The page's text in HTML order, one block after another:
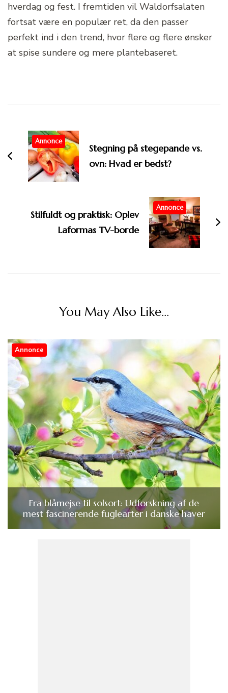
hverdag og fest. I fremtiden vil Waldorfsalaten
fortsat være en populær ret, da den passer
perfekt ind i den trend, hvor flere og flere ønsker
at spise sundere og mere plantebaseret.
Navigation
Annonce
Stegning på stegepande vs.
ovn: Hvad er bedst?
Annonce
Stilfuldt og praktisk: Oplev
Laformas TV-borde
You May Also Like...
Annonce
Fra blåmejse til solsort: Udforskning af de
mest fascinerende fuglearter i danske haver